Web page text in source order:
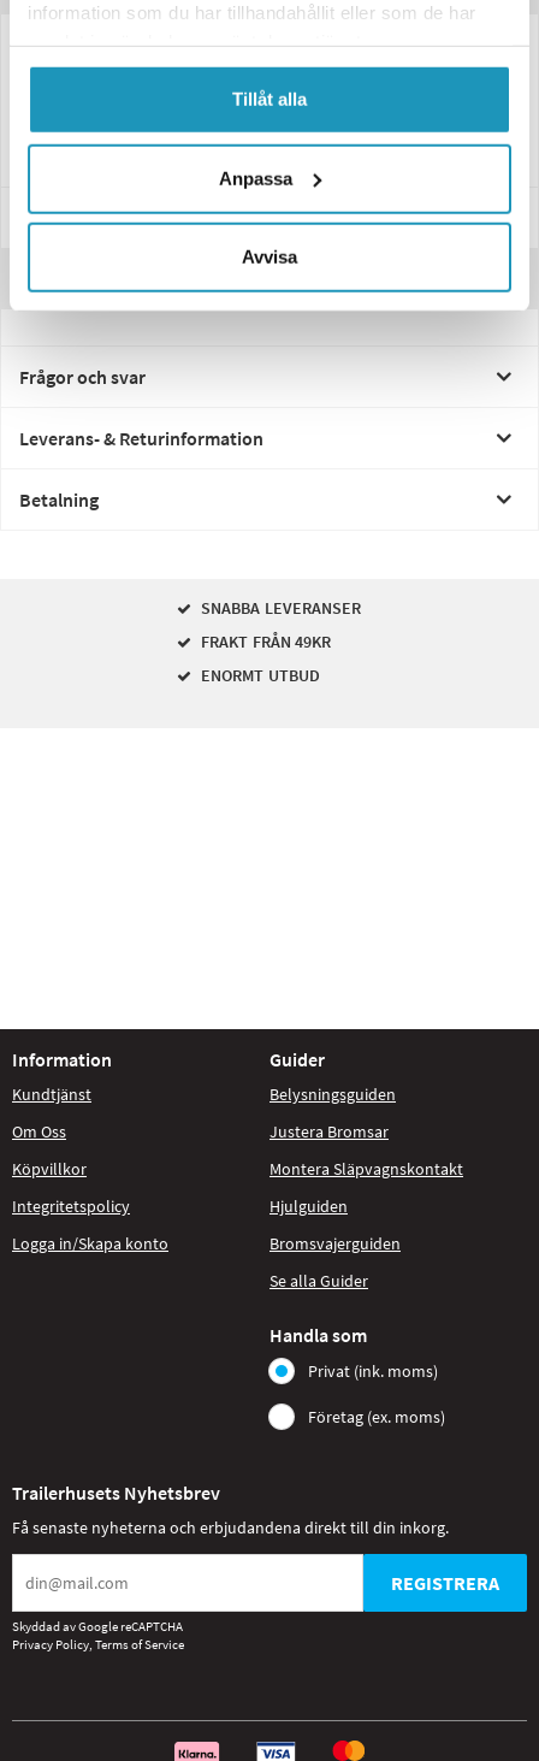
information som du har tillhandahållit eller som de har
Tillåt alla
Anpassa
Avvisa
Passar fordon med elsystem mellan 12 och 36 volt.
Den medföljande kabeln på 0,5 meter gör installationen enkel.
Specifikationer
Frågor och svar
Leverans- & Returinformation
Betalning
SNABBA LEVERANSER
FRAKT FRÅN 49KR
ENORMT UTBUD
Information
Kundtjänst
Om Oss
Köpvillkor
Integritetspolicy
Logga in/Skapa konto
Guider
Belysningsguiden
Justera Bromsar
Montera Släpvagnskontakt
Hjulguiden
Bromsvajerguiden
Se alla Guider
Handla som
Privat (ink. moms)
Företag (ex. moms)
Trailerhusets Nyhetsbrev
Få senaste nyheterna och erbjudandena direkt till din inkorg.
REGISTRERA
Skyddad av Google reCAPTCHA
Privacy Policy, Terms of Service